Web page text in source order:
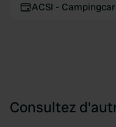
ACSI -
Consultez